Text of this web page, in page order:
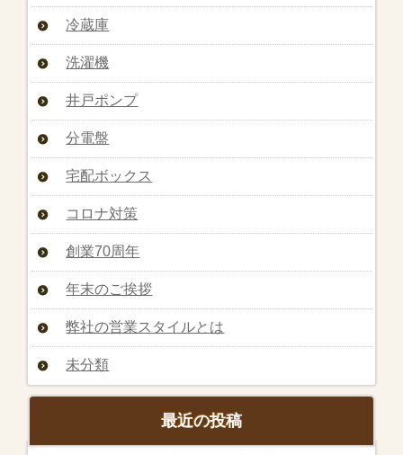
冷蔵庫
洗濯機
井戸ポンプ
分電盤
宅配ボックス
コロナ対策
創業70周年
年末のご挨拶
弊社の営業スタイルとは
未分類
最近の投稿